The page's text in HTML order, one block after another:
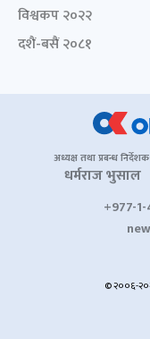
विश्वकप २०२२
दशैं-बसैं २०८१
अध्यक्ष तथा प्रबन्ध
धर्मराज भुसाल
+977-
© २००६-